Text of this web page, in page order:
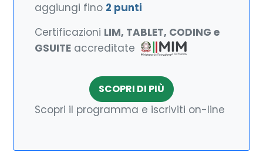
aggiungi fino 2 punti
Certificazioni LIM, TABLET, CODING e
GSUITE accreditate
SCOPRI DI PIÙ
Scopri il programma e iscriviti on-line